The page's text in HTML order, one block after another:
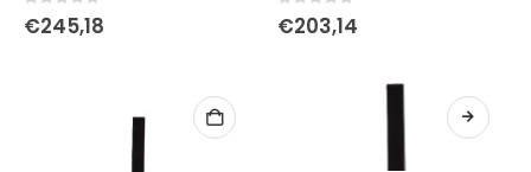
0Su 5
€245,18 0Su 5
€203,14